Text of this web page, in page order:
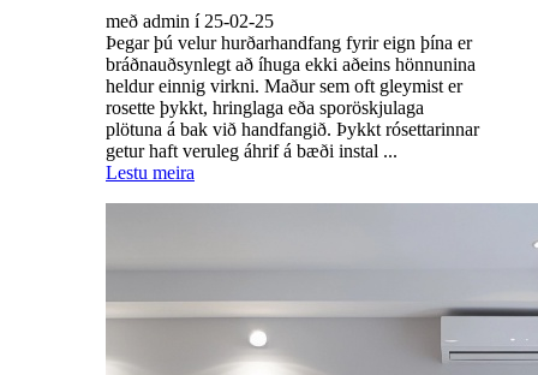
með admin í 25-02-25
Þegar þú velur hurðarhandfang fyrir eign þína er
bráðnauðsynlegt að íhuga ekki aðeins hönnunina
heldur einnig virkni. Maður sem oft gleymist er
rosette þykkt, hringlaga eða sporöskjulaga
plötuna á bak við handfangið. Þykkt rósettarinnar
getur haft veruleg áhrif á bæði instal ...
Lestu meira